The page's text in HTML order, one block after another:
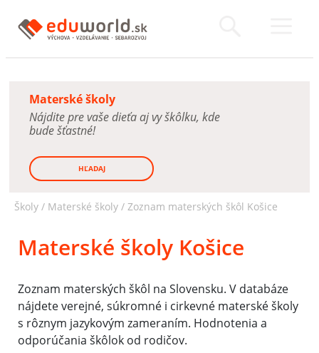
Materské školy
Nájdite pre vaše dieťa aj vy škôlku, kde
bude šťastné!
HĽADAJ
Školy / Materské školy / Zoznam materských škôl Košice
Materské školy Košice
Zoznam materských škôl na Slovensku. V databáze
nájdete verejné, súkromné i cirkevné materské školy
s rôznym jazykovým zameraním. Hodnotenia a
odporúčania škôlok od rodičov.